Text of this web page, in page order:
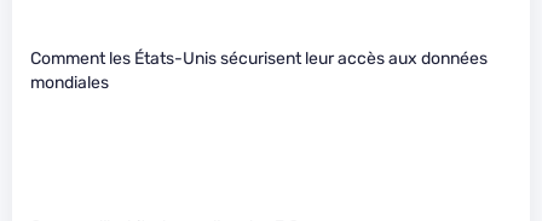
Comment les États-Unis sécurisent leur accès aux données
mondiales